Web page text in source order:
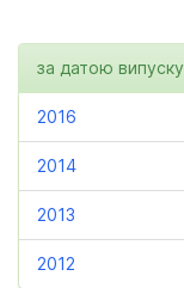
за датою випуску
2016
2014
2013
2012